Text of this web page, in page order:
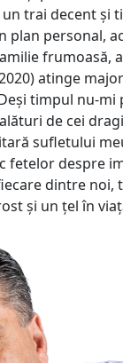
trai decent și
plan personal,
frumoasă,
atinge
timpul nu-mi
de cei
sufletului
fetelor despre
dintre noi,
și un țel în